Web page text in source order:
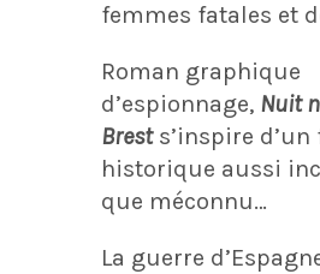
femmes fatales et
Roman graphique
d’espionnage, Nuit
Brests’inspire d’un
historique aussi
que méconnu…
La guerre